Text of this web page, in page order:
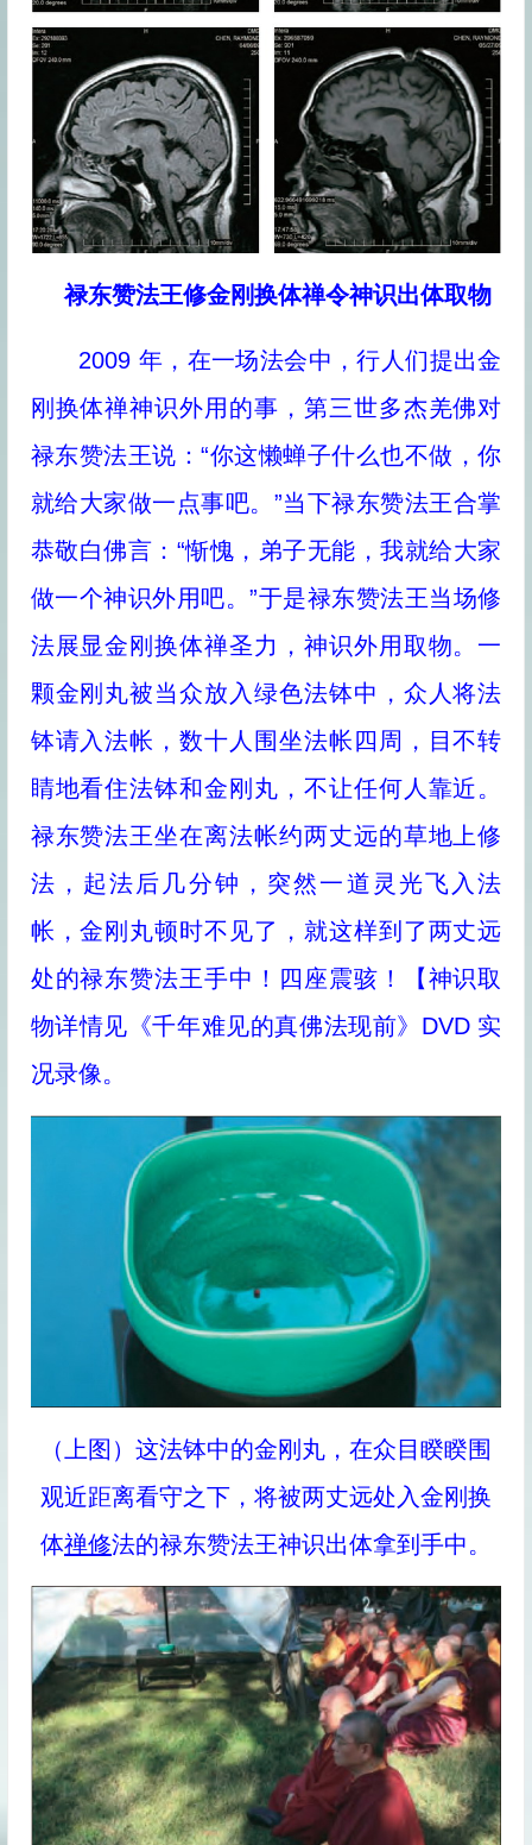
禄东赞法王修金刚换体禅令神识出体取物
2009 年，在一场法会中，行人们提出金
刚换体禅神识外用的事，第三世多杰羌佛对
禄东赞法王说：“你这懒蝉子什么也不做，你
就给大家做一点事吧。”当下禄东赞法王合掌
恭敬白佛言：“惭愧，弟子无能，我就给大家
做一个神识外用吧。”于是禄东赞法王当场修
法展显金刚换体禅圣力，神识外用取物。一
颗金刚丸被当众放入绿色法钵中，众人将法
钵请入法帐，数十人围坐法帐四周，目不转
睛地看住法钵和金刚丸，不让任何人靠近。
禄东赞法王坐在离法帐约两丈远的草地上修
法，起法后几分钟，突然一道灵光飞入法
帐，金刚丸顿时不见了，就这样到了两丈远
处的禄东赞法王手中！四座震骇！【神识取
物详情见《千年难见的真佛法现前》DVD 实
况录像。
（上图）这法钵中的金刚丸，在众目睽睽围
观近距离看守之下，将被两丈远处入金刚换
体禅修法的禄东赞法王神识出体拿到手中。